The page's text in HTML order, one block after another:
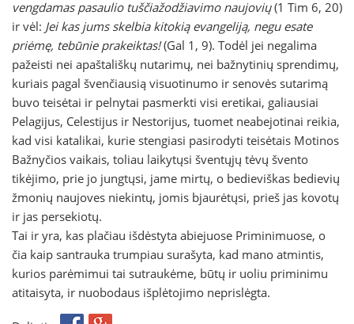
vengdamas pasaulio tuščiažodžiavimo naujovių(1 Tim 6, 20)
ir vėl: Jei kas jums skelbia kitokią evangeliją, negu esate
priėmę, tebūnie prakeiktas!(Gal 1, 9). Todėl jei negalima
pažeisti nei apaštališkų nutarimų, nei bažnytinių sprendimų,
kuriais pagal švenčiausią visuotinumo ir senovės sutarimą
buvo teisėtai ir pelnytai pasmerkti visi eretikai, galiausiai
Pelagijus, Celestijus ir Nestorijus, tuomet neabejotinai reikia,
kad visi katalikai, kurie stengiasi pasirodyti teisėtais Motinos
Bažnyčios vaikais, toliau laikytųsi šventųjų tėvų švento
tikėjimo, prie jo jungtųsi, jame mirtų, o bedieviškas bedievių
žmonių naujoves niekintų, jomis bjaurėtųsi, prieš jas kovotų
ir jas persekiotų.
Tai ir yra, kas plačiau išdėstyta abiejuose Priminimuose, o
čia kaip santrauka trumpiau surašyta, kad mano atmintis,
kurios parėmimui tai sutraukėme, būtų ir uoliu priminimu
atitaisyta, ir nuobodaus išplėtojimo neprislėgta.